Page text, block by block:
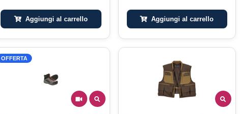
Aggiungi al carrello Aggiungi al carrello
OFFERTA